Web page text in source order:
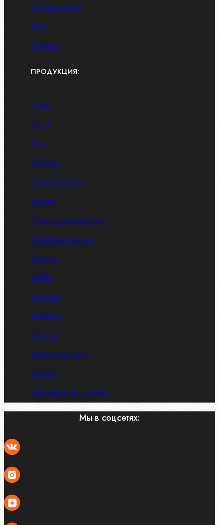
Условия работы
Блог
Контакты
ПРОДУКЦИЯ:
Болты
Винты
Гайки
Заклепки
Пресс-масленки
Пробки
Пружины тарельчатые
Стопорные кольца
Такелаж
Шайбы
Шпильки
Шплинты
Шпонки
Шпоночная сталь
Штифты
Латунный и бр. крепеж
Мы в соцсетях: